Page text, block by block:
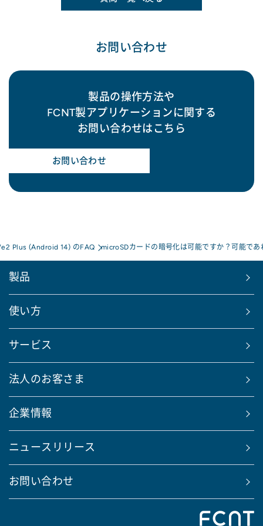
お問い合わせ
製品の操作方法や
FCNT製アプリケーションに関する
お問い合わせはこちら
お問い合わせ
Plus (Android 14) のFAQ microSDカードの暗号化は可能ですか？可能で
製品
使い方
サービス
法人のお客さま
企業情報
ニュースリリース
お問い合わせ